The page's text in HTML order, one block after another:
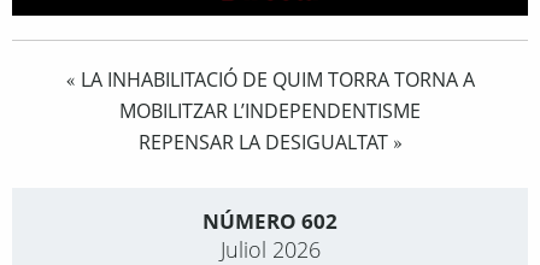
« LA INHABILITACIÓ DE QUIM TORRA TORNA A
MOBILITZAR L’INDEPENDENTISME
REPENSAR LA DESIGUALTAT»
NÚMERO 602
Juliol 2026